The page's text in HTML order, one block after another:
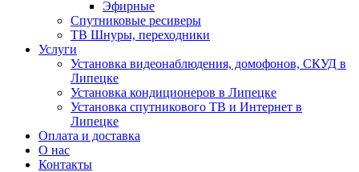
Эфирные
Спутниковые ресиверы
ТВ Шнуры, переходники
Услуги
Установка видеонаблюдения, домофонов, СКУД в
Липецке
Установка кондиционеров в Липецке
Установка спутникового ТВ и Интернет в
Липецке
Оплата и доставка
О нас
Контакты